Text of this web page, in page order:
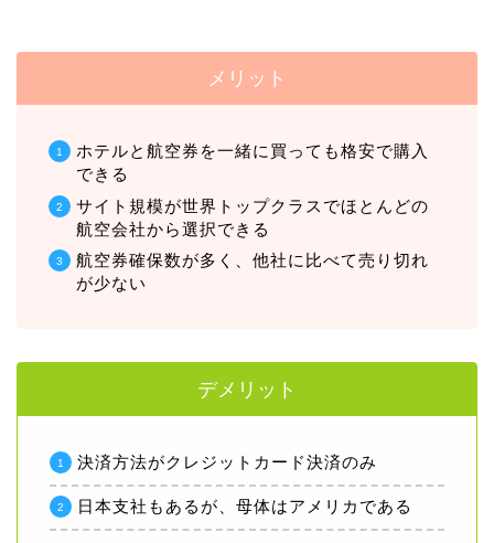
メリット
ホテルと航空券を一緒に買っても格安で購入
できる
サイト規模が世界トップクラスでほとんどの
航空会社から選択できる
航空券確保数が多く、他社に比べて売り切れ
が少ない
デメリット
決済方法がクレジットカード決済のみ
日本支社もあるが、母体はアメリカである